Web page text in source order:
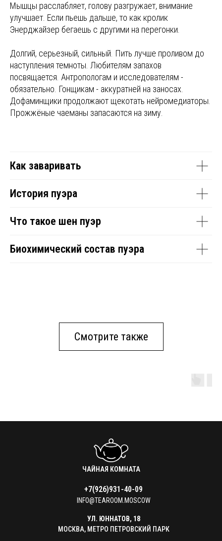
Мышцы расслабляет, голову разгружает, внимание
улучшает. Если пьешь дальше, то как кролик
Энерджайзер бегаешь с другими на перегонки.
Долгий, серьезный, сильный. Пить лучше проливом до
наступления темноты. Любителям запахов
посвящается. Антропологам и исследователям -
обязательно. Гонщикам - аккуратней на заносах.
Дофаминщики продолжают щекотать нейромедиаторы.
Прожжёные чаеманы запасаются на зиму.
Как заваривать
История пуэра
Что такое шен пуэр
Биохимический состав пуэра
Смотрите также
ЧАЙНАЯ КОМНАТА
+7(926)931-40-09
INFO@TEAROOM.MOSCOW
УЛ. ЮННАТОВ, 18
МОСКВА, МЕТРО ПЕТРОВСКИЙ ПАРК